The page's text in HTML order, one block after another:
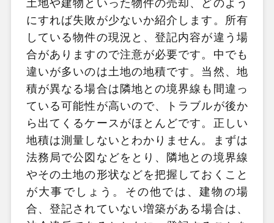
土地や建物といった物件の売却、どのよう
にすれば失敗が少ないか紹介します。所有
している物件の現況と、登記内容が違う場
合がありますので注意が必要です。中でも
違いが多いのは土地の地積です。当然、地
積が異なる場合は隣地との境界線も間違っ
ている可能性が高いので、トラブルが後か
ら出てくるケースがほとんどです。正しい
地積は測量しないとわかりません。まずは
法務局で公図などをとり、隣地との境界線
やその土地の形状などを把握しておくこと
が大事でしょう。その他では、建物の場
合、登記されていない増築がある場合は、